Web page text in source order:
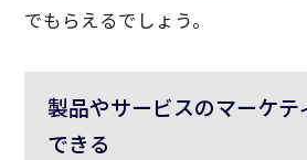
でもらえるでしょう。
製品やサービスのマーケテ
できる